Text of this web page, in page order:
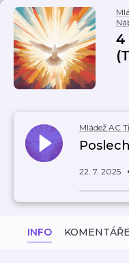
4
Mládež AC
22. 7. 2025
INFO KOMENTÁŘE